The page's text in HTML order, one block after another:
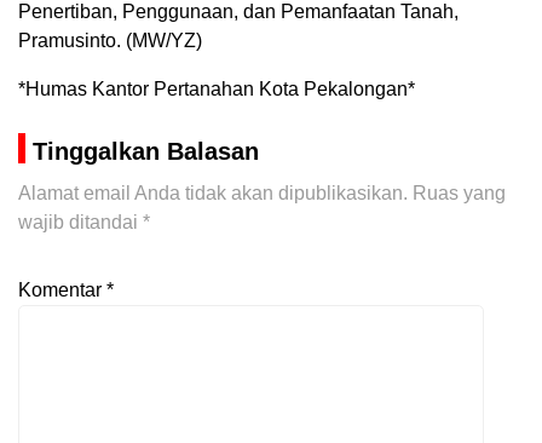
Penertiban, Penggunaan, dan Pemanfaatan Tanah,
Pramusinto. (MW/YZ)
*Humas Kantor Pertanahan Kota Pekalongan*
Tinggalkan Balasan
Alamat email Anda tidak akan dipublikasikan. Ruas yang
wajib ditandai *
Komentar *